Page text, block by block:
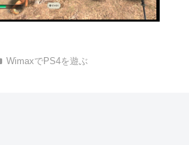
WimaxでPS4を遊ぶ